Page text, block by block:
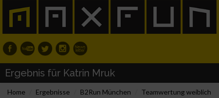
Ergebnis für Katrin Mruk
Home Ergebnisse B2Run München
Teamwertung weiblich